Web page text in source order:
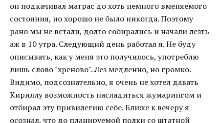
он подкачивал матрас до хоть немного вменяемого
состояния, но хорошо не было никогда. Поэтому
рано мы не встали, долго собирались и начали лезть
аж в 10 утра. Следующий день работал я. Не буду
описывать, как у меня это получилось, употреблю
лишь слово "хреново". Лез медленно, но громко.
Видимо, подсознательно, я очень не хотел давать
Кириллу возможность насладиться жумарингом и
отбирал эту привилегию себе. Ближе к вечеру я
осознал, что до планируемой полки со штатной